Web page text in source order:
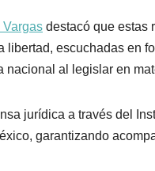
Vargas destacó que estas
escuchadas en
al legislar en
jurídica a través del
garantizando